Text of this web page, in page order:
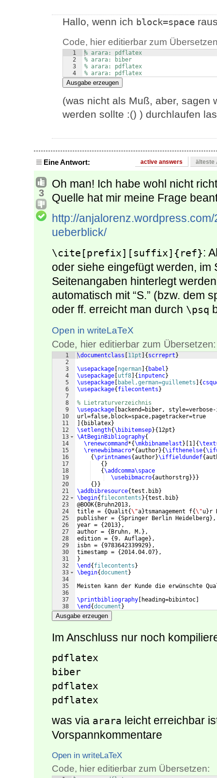
Hallo, wenn ich block=space
Code, hier editierbar zum
1
2
3
4
% arara: pdflatex
% arara: biber
% arara: pdflatex
% arara: pdflatex
Ausgabe erzeugen
(was nicht als Muß, aber, sagen
werden sollte :() ) durchlaufen
Eine Antwort: active answers älteste
3
Oh man! Ich habe wohl nicht
Quelle hat mir meine Frage
http://
ueberblick/
\cite[prefix][suffix]{ref}:
oder siehe eingefügt werden, im
Seitenangaben hinterlegt
automatisch mit “S.” (bzw. dem
oder ff. erreicht man durch \psq
Open in writeLaTeX
Code, hier editierbar zum Übersetzen:
1
2
3
4
5
6
7
8
9
10
11
12
13
14
15
16
17
18
19
20
21
22
23
24
25
26
27
28
29
30
31
32
33
34
35
36
37
38
\documentclass 11pt { scrreprt }
\usepackage ngerman { babel }
\usepackage utf8 { inputenc}
\usepackage
babel,german=guillemets {
\usepackage{ filecontents }
% Lietraturverzeichnis
\usepackage
backend=biber,
url=false,block=space,pagetracker=true
{ biblatex}
\setlength{\bibitemsep}{ 12pt }
\AtBeginBibliography{
\renewcommand *{\mkbibnamelast } 1 {
\renewbibmacro*{author}{\ifthenelse{
{\printnames{author}\iffieldundef{
{ }
{\addcomma\space
\usebibmacro{authorstrg}}}
{ }}
\addbibresource{test.bib}
\begin{ filecontents }{test.bib}
@BOOK{ Bruhn2013,
title = {Qualit{\"a}tsmanagement f{\"u} r
publisher = {Springer Berlin Heidelberg} ,
year = {2013} ,
author = { Bruhn, M. } ,
edition = {9. Auflage} ,
isbn = {9783642339929} ,
timestamp = {2014.04.07} ,
}
\end { filecontents }
\begin{document }
Meisten kann der Kunde die
\printbibliography
heading=bibintoc
\end {document }
Ausgabe erzeugen
Im Anschluss nur noch
pdflatex
biber
pdflatex
pdflatex
was via arara leicht erreichbar
Vorspannkommentare
Open in writeLaTeX
Code, hier editierbar zum Übersetzen: